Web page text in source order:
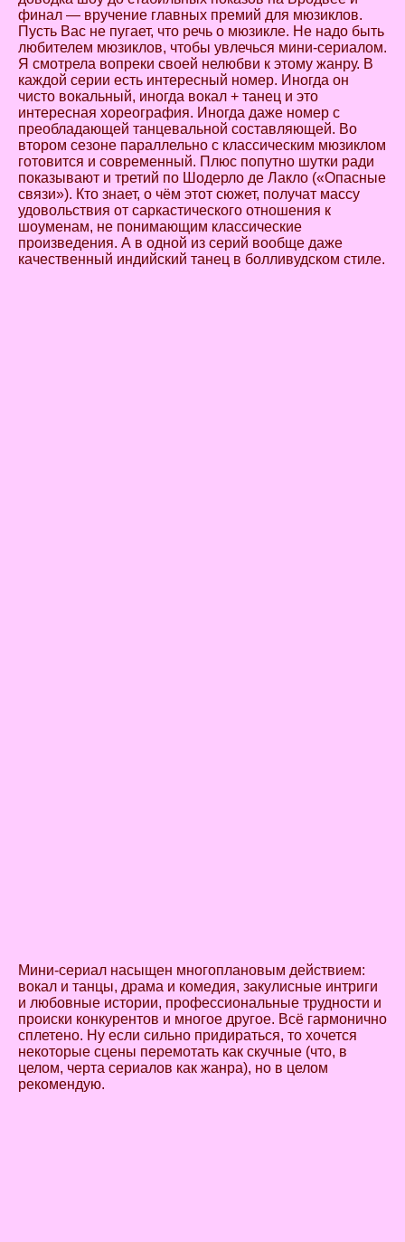
финал — вручение главных премий для мюзиклов.
Пусть Вас не пугает, что речь о мюзикле. Не надо быть
любителем мюзиклов, чтобы увлечься мини-сериалом.
Я смотрела вопреки своей нелюбви к этому жанру. В
каждой серии есть интересный номер. Иногда он
чисто вокальный, иногда вокал + танец и это
интересная хореография. Иногда даже номер с
преобладающей танцевальной составляющей. Во
втором сезоне параллельно с классическим мюзиклом
готовится и современный. Плюс попутно шутки ради
показывают и третий по Шодерло де Лакло («Опасные
связи»). Кто знает, о чём этот сюжет, получат массу
удовольствия от саркастического отношения к
шоуменам, не понимающим классические
произведения. А в одной из серий вообще даже
качественный индийский танец в болливудском стиле.
Мини-сериал насыщен многоплановым действием:
вокал и танцы, драма и комедия, закулисные интриги
и любовные истории, профессиональные трудности и
происки конкурентов и многое другое. Всё гармонично
сплетено. Ну если сильно придираться, то хочется
некоторые сцены перемотать как скучные (что, в
целом, черта сериалов как жанра), но в целом
рекомендую.